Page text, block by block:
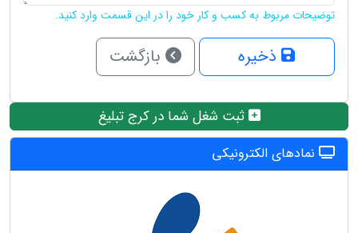
توضیحات مربوط به کسب و کار خود را در این قسمت وارد کنید.
ذخیره بازگشت
ثبت شغل شما در کرج تبلیغ
نمادهای الکترونیکی